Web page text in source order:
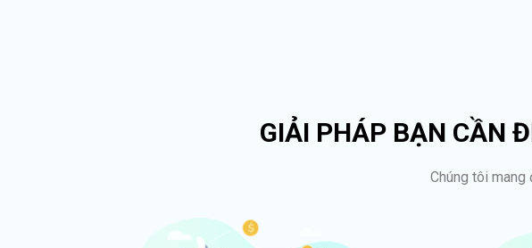
GIẢI PHÁP BẠN CẦN
Chúng tôi